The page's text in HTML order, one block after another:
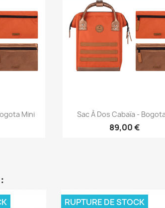
Mini Aperçu rapide
Sac À Dos Cabaïa -
89,00 €
RUPTURE DE STOCK